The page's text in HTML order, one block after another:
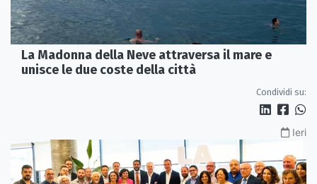
La Madonna della Neve attraversa il mare e
unisce le due coste della città
Condividi su:
Ieri